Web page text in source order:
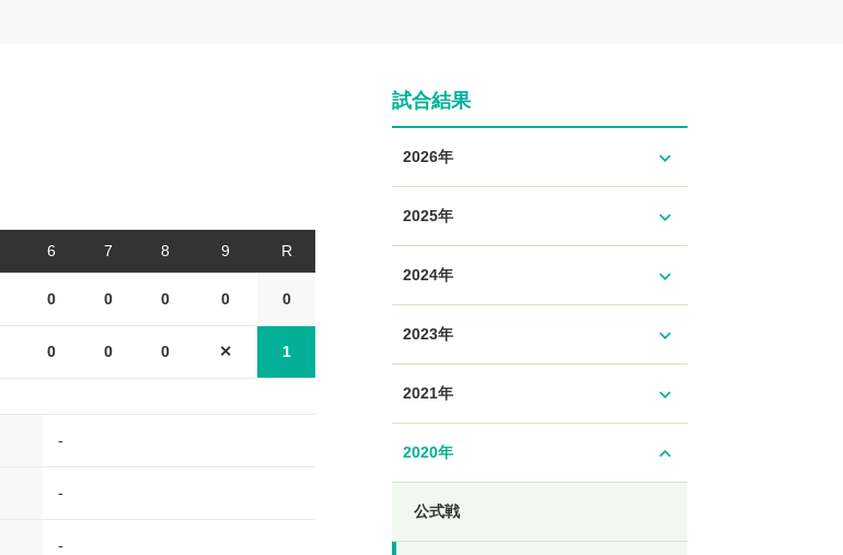
6 7 8 9 R
0 0 0 0 0
0 0 0 ✕ 1
-
-
-
試合結果
2026年 expand_more
2025年 expand_more
2024年 expand_more
2023年 expand_more
2021年 expand_more
2020年 expand_less
公式戦